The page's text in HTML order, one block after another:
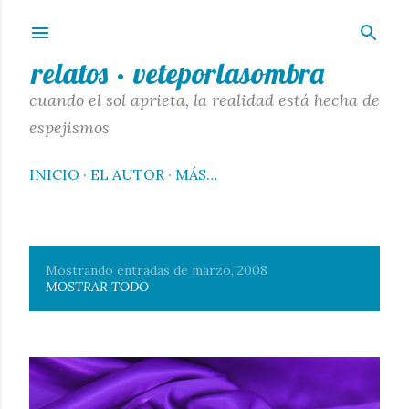
relatos · veteporlasombra
cuando el sol aprieta, la realidad está hecha de
espejismos
INICIO EL AUTOR MÁS…
E
n
t
r
Mostrando entradas de marzo, 2008
MOSTRAR TODO